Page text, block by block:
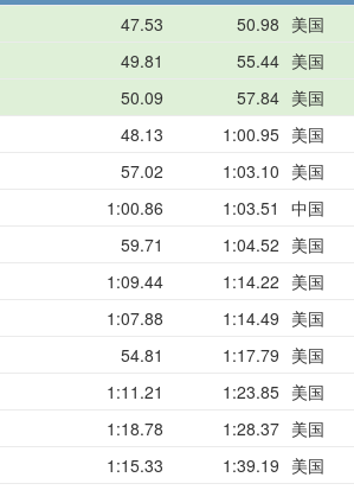
47.53 50.98 美国
49.81 55.44 美国
50.09 57.84 美国
48.13 1:00.95 美国
57.02 1:03.10 美国
1:00.86 1:03.51 中国
59.71 1:04.52 美国
1:09.44 1:14.22 美国
1:07.88 1:14.49 美国
54.81 1:17.79 美国
1:11.21 1:23.85 美国
1:18.78 1:28.37 美国
1:15.33 1:39.19 美国